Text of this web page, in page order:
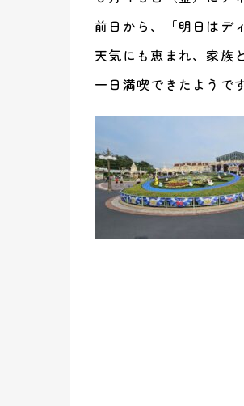
前日から、「明日はデ
天気にも恵まれ、家
一日満喫できたよう